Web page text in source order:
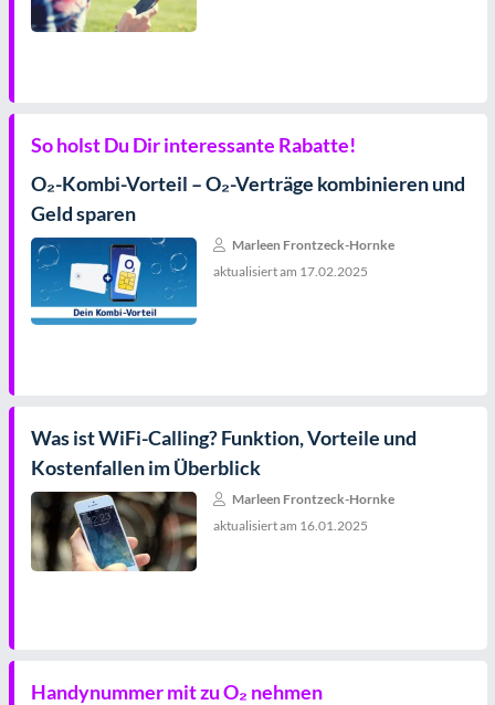
So holst Du Dir interessante Rabatte!
O₂-Kombi-Vorteil – O₂-Verträge kombinieren und
Geld sparen
Marleen Frontzeck-Hornke
aktualisiert am 17.02.2025
Was ist WiFi-Calling? Funktion, Vorteile und
Kostenfallen im Überblick
Marleen Frontzeck-Hornke
aktualisiert am 16.01.2025
Handynummer mit zu O₂ nehmen